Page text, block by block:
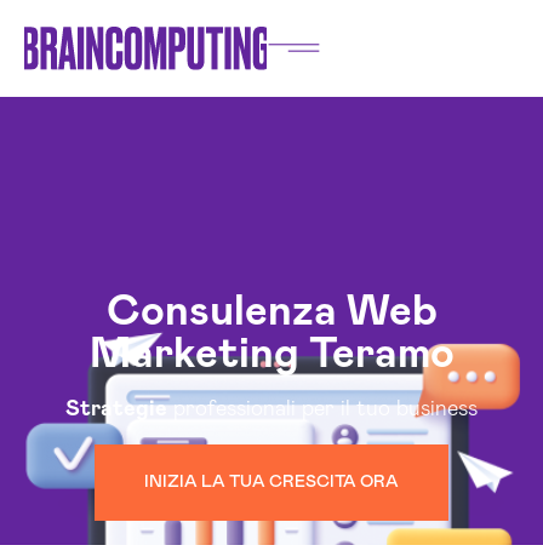
Consulenza Web
Marketing Teramo
Strategieprofessionali per il tuo business
INIZIA LA TUA CRESCITA ORA